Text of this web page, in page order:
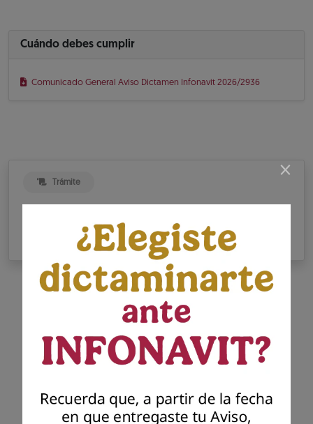
×
Cuándo debes cumplir
Comunicado General Aviso Dictamen Infonavit 2026/2936
Trámite
de Dictamen INFONAVIT
Presenta tu dictamen
Infonavit
Presenta el dictamen generado por el
cumplimiento a tu solicitud previa de
presentación del aviso para dictaminar el